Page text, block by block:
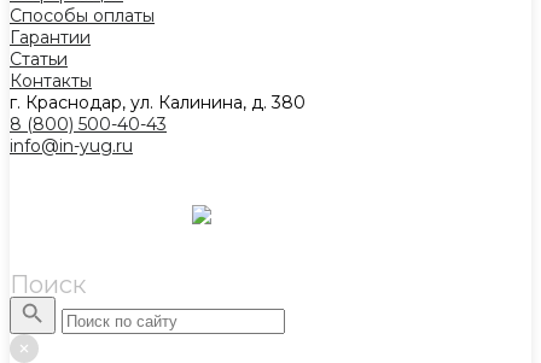
Способы оплаты
Гарантии
Статьи
Контакты
г. Краснодар, ул. Калинина, д. 380
8 (800) 500-40-43
info@in-yug.ru
Поиск